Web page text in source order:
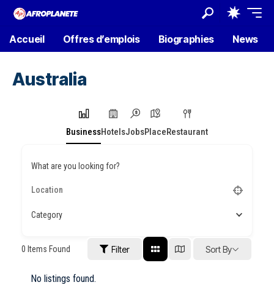
Accueil Offres d’emplois Biographies News
Australia
BusinessHotelsJobsPlaceRestaurant
What are you looking for?
Category
0 Items Found Filter Sort By
No listings found.